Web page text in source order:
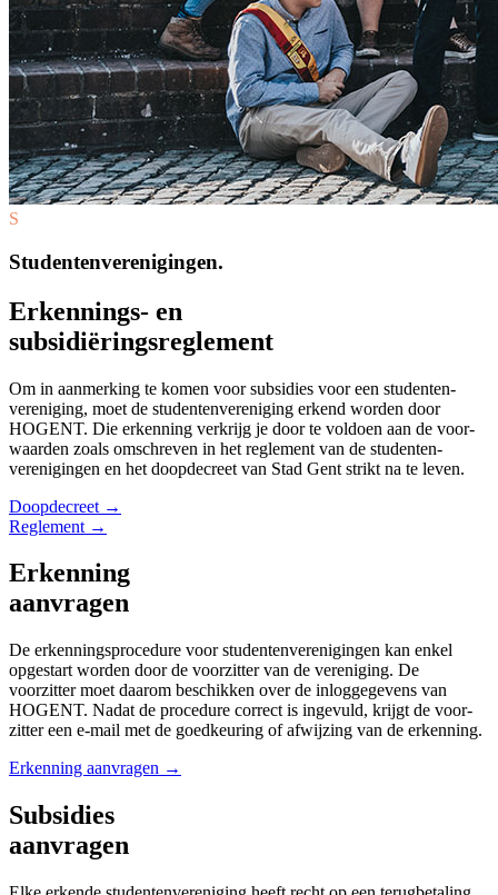
S
Studentenverenigingen.
Erkennings- en
subsidiëringsreglement
Om in aanmerking te komen voor subsidies voor een studenten­
vereniging, moet de studenten­vereniging erkend worden door
HOGENT. Die erkenning verkrijg je door te voldoen aan de voor­
waarden zoals omschreven in het reglement van de studenten­
verenigingen en het doop­decreet van Stad Gent strikt na te leven.
Doopdecreet →
Reglement →
Erkenning
aanvragen
De erkennings­procedure voor studenten­verenigingen kan enkel
opgestart worden door de voor­zitter van de vereniging. De
voorzitter moet daarom beschikken over de inloggegevens van
HOGENT. Nadat de procedure correct is ingevuld, krijgt de voor­
zitter een e-mail met de goed­keuring of afwijzing van de erkenning.
Erkenning aanvragen →
Subsidies
aanvragen